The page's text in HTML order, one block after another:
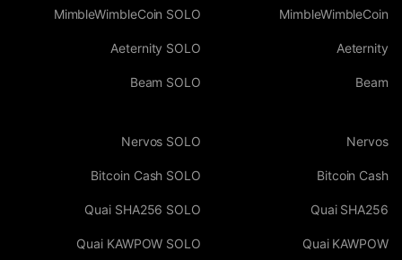
MimbleWimbleCoin
Aeternity
Beam
MimbleWimbleCoin SOLO
Aeternity SOLO
Beam SOLO
Nervos
Bitcoin Cash
Quai SHA256
Quai KAWPOW
Nervos SOLO
Bitcoin Cash SOLO
Quai SHA256 SOLO
Quai KAWPOW SOLO